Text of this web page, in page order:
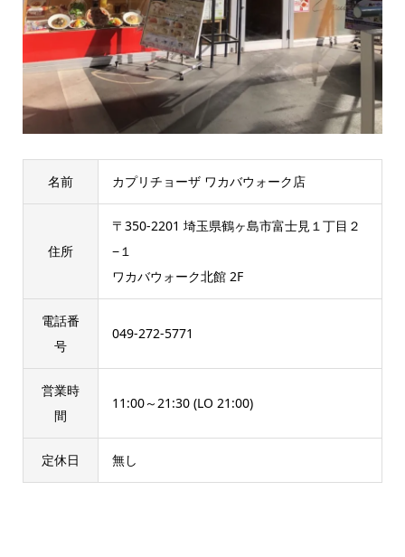
名前 カプリチョーザ ワカバウォーク店
住所
〒350-2201 埼玉県鶴ヶ島市富士見１丁目２
−１
ワカバウォーク北館 2F
電話番
号
049-272-5771
営業時
間
11:00～21:30 (LO 21:00)
定休日 無し